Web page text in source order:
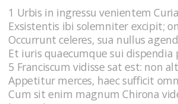
1 Urbis in ingressu venientem
Exsistentis ibi solemniter excipit;
Occurrunt celeres, sua nullus
Et iuris quaecumque sui dispendia
5 Franciscum vidisse sat est: non
Appetitur merces, haec sufficit
Cum sit enim magnum Chirona